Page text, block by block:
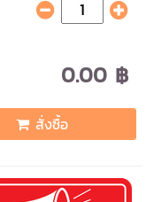
0.00 ฿
สั่งซื้อ